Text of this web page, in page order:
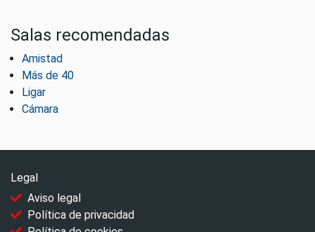
Salas recomendadas
Amistad
Más de 40
Ligar
Cámara
Legal
Aviso legal
Política de privacidad